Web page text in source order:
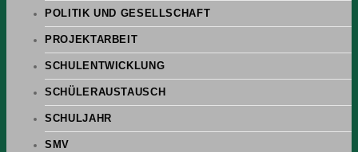
POLITIK UND GESELLSCHAFT
PROJEKTARBEIT
SCHULENTWICKLUNG
SCHÜLERAUSTAUSCH
SCHULJAHR
SMV